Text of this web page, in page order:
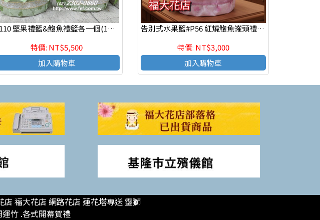
P110 ​堅果禮籃&鮑魚禮籃各一個(1對）$5500 台北市辛亥路#板橋殯儀館#台北民權殯儀館
特價: NT$5,500
加入購物車
告別式水果籃#P56 紅燒鮑魚罐頭禮籃(1籃)
特價: NT$3,000
加入購物車
福大花店 網路花店 蓮花塔專送 靈獅
竹 .各式開幕賀禮